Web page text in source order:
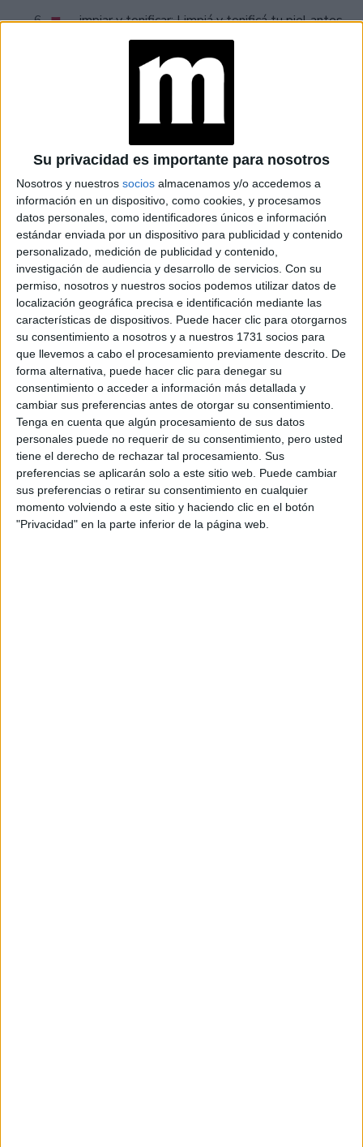
Su privacidad es importante para nosotros
Nosotros y nuestros socios almacenamos y/o accedemos a
información en un dispositivo, como cookies, y procesamos
datos personales, como identificadores únicos e información
estándar enviada por un dispositivo para publicidad y contenido
personalizado, medición de publicidad y contenido,
investigación de audiencia y desarrollo de servicios. Con su
permiso, nosotros y nuestros socios podemos utilizar datos de
localización geográfica precisa e identificación mediante las
características de dispositivos. Puede hacer clic para otorgarnos
su consentimiento a nosotros y a nuestros 1731 socios para
que llevemos a cabo el procesamiento previamente descrito. De
forma alternativa, puede hacer clic para denegar su
consentimiento o acceder a información más detallada y
cambiar sus preferencias antes de otorgar su consentimiento.
Tenga en cuenta que algún procesamiento de sus datos
personales puede no requerir de su consentimiento, pero usted
tiene el derecho de rechazar tal procesamiento. Sus
preferencias se aplicarán solo a este sitio web. Puede cambiar
sus preferencias o retirar su consentimiento en cualquier
momento volviendo a este sitio y haciendo clic en el botón
"Privacidad" en la parte inferior de la página web.
L impiar y tonificar: Limpiá y tonificá tu piel antes
y después del vuelo para ayudar a desintoxicar
y mantenerla fresca.
seca y mantenerla radiante durante tus viajes aéreos.
¡Disfrutá de tus viajes y cuidá de tu piel!
at Redacción Marie Claire
GALERÍA DE IMÁGENES
Accedé a los beneficios para suscriptores
Contenidos exclusivos
Sorteos
Descuentos en publicaciones
Participación en los eventos organizados por
Editorial Perfil.